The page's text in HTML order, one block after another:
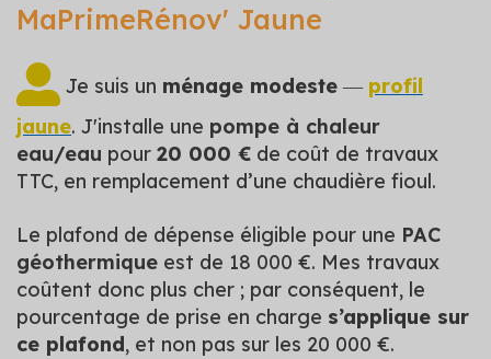
MaPrimeRénov' Jaune
Je suis un ménage modeste ― profil
jaune. J'installe une pompe à chaleur
eau/eau pour 20 000 € de coût de travaux
TTC, en remplacement d’une chaudière fioul.
Le plafond de dépense éligible pour une PAC
géothermique est de 18 000 €. Mes travaux
coûtent donc plus cher ; par conséquent, le
pourcentage de prise en charge s’applique sur
ce plafond, et non pas sur les 20 000 €.